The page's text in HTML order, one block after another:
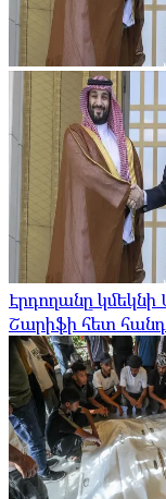
Էրդողանը
Շարիֆի հետ